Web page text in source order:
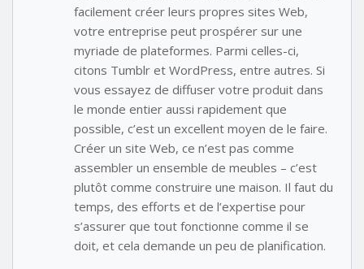
facilement créer leurs propres sites Web,
votre entreprise peut prospérer sur une
myriade de plateformes. Parmi celles-ci,
citons Tumblr et WordPress, entre autres. Si
vous essayez de diffuser votre produit dans
le monde entier aussi rapidement que
possible, c’est un excellent moyen de le faire.
Créer un site Web, ce n’est pas comme
assembler un ensemble de meubles – c’est
plutôt comme construire une maison. Il faut du
temps, des efforts et de l’expertise pour
s’assurer que tout fonctionne comme il se
doit, et cela demande un peu de planification.